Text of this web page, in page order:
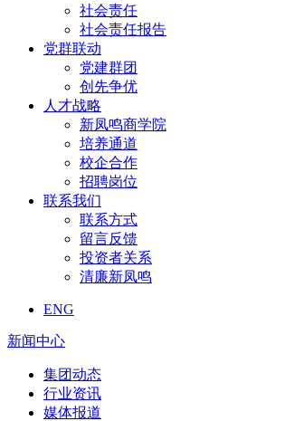
社会责任
社会责任报告
党群联动
党建群团
创先争优
人才战略
新凤鸣商学院
培养通道
校企合作
招聘岗位
联系我们
联系方式
留言反馈
投资者关系
清廉新凤鸣
ENG
新闻中心
集团动态
行业资讯
媒体报道